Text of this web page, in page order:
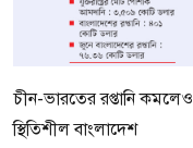
চীন-ভারতের রপ্তানি কমলেও
স্থিতিশীল বাংলাদেশ